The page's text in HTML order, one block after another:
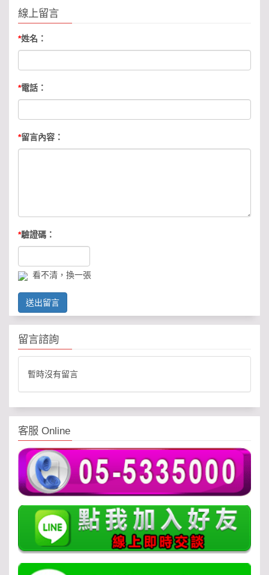
線上留言
*姓名：
*電話：
*留言內容：
*驗證碼：
看不清，換一張
送出留言
留言諮詢
暫時沒有留言
客服 Online